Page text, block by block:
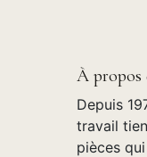
À propos
Depuis
travail
pièces